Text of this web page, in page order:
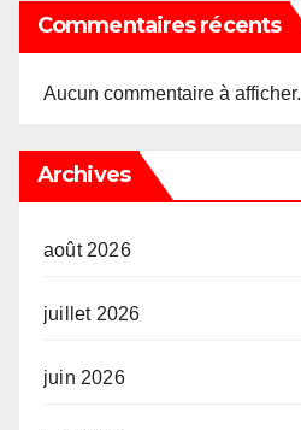
Commentaires récents
Aucun commentaire à afficher.
Archives
août 2026
juillet 2026
juin 2026